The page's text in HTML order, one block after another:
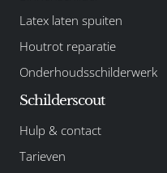
Latex laten spuiten
Houtrot reparatie
Onderhoudsschilderwerk
Schilderscout
Hulp & contact
Tarieven